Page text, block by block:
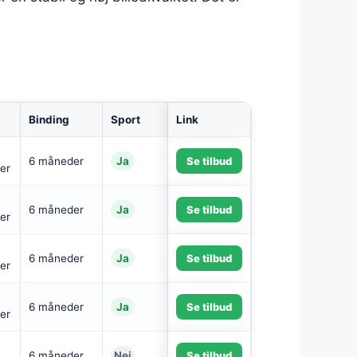
Binding Sport Link
6 måneder Ja Se tilbud
6 måneder Ja Se tilbud
6 måneder Ja Se tilbud
6 måneder Ja Se tilbud